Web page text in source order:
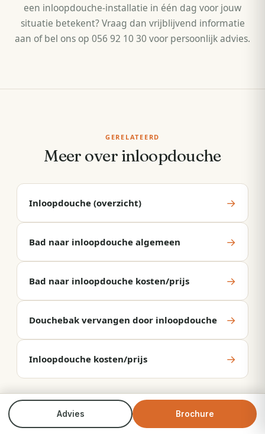
Advies Brochure
een inloopdouche-installatie in één dag voor jouw
situatie betekent? Vraag dan vrijblijvend informatie
aan of bel ons op 056 92 10 30 voor persoonlijk advies.
GERELATEERD
Meer over inloopdouche
Inloopdouche (overzicht) →
Bad naar inloopdouche algemeen →
Bad naar inloopdouche kosten/prijs →
Douchebak vervangen door inloopdouche →
Inloopdouche kosten/prijs →
Bel direct Brochure